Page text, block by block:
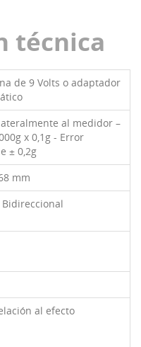
técnica
de 9 Volts o adaptador
al medidor –
x 0,1g - Error
± 0,2g
mm
Bidireccional
al efecto